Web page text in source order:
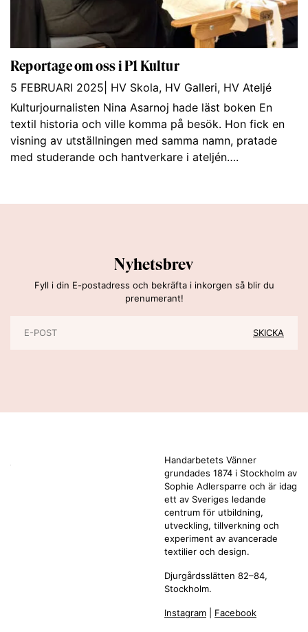
Reportage om oss i P1 Kultur
5 FEBRUARI 2025 HV Skola, HV Galleri, HV Ateljé
Kulturjournalisten Nina Asarnoj hade läst boken En
textil historia och ville komma på besök. Hon fick en
visning av utställningen med samma namn, pratade
med studerande och hantverkare i ateljén….
Nyhetsbrev
Fyll i din E-postadress och bekräfta i inkorgen så blir du
prenumerant!
Handarbetets Vänner
grundades 1874 i Stockholm av
Sophie Adlersparre och är idag
ett av Sveriges ledande
centrum för utbildning,
utveckling, tillverkning och
experiment av avancerade
textilier och design.
Djurgårdsslätten 82–84,
Stockholm.
Instagram Facebook